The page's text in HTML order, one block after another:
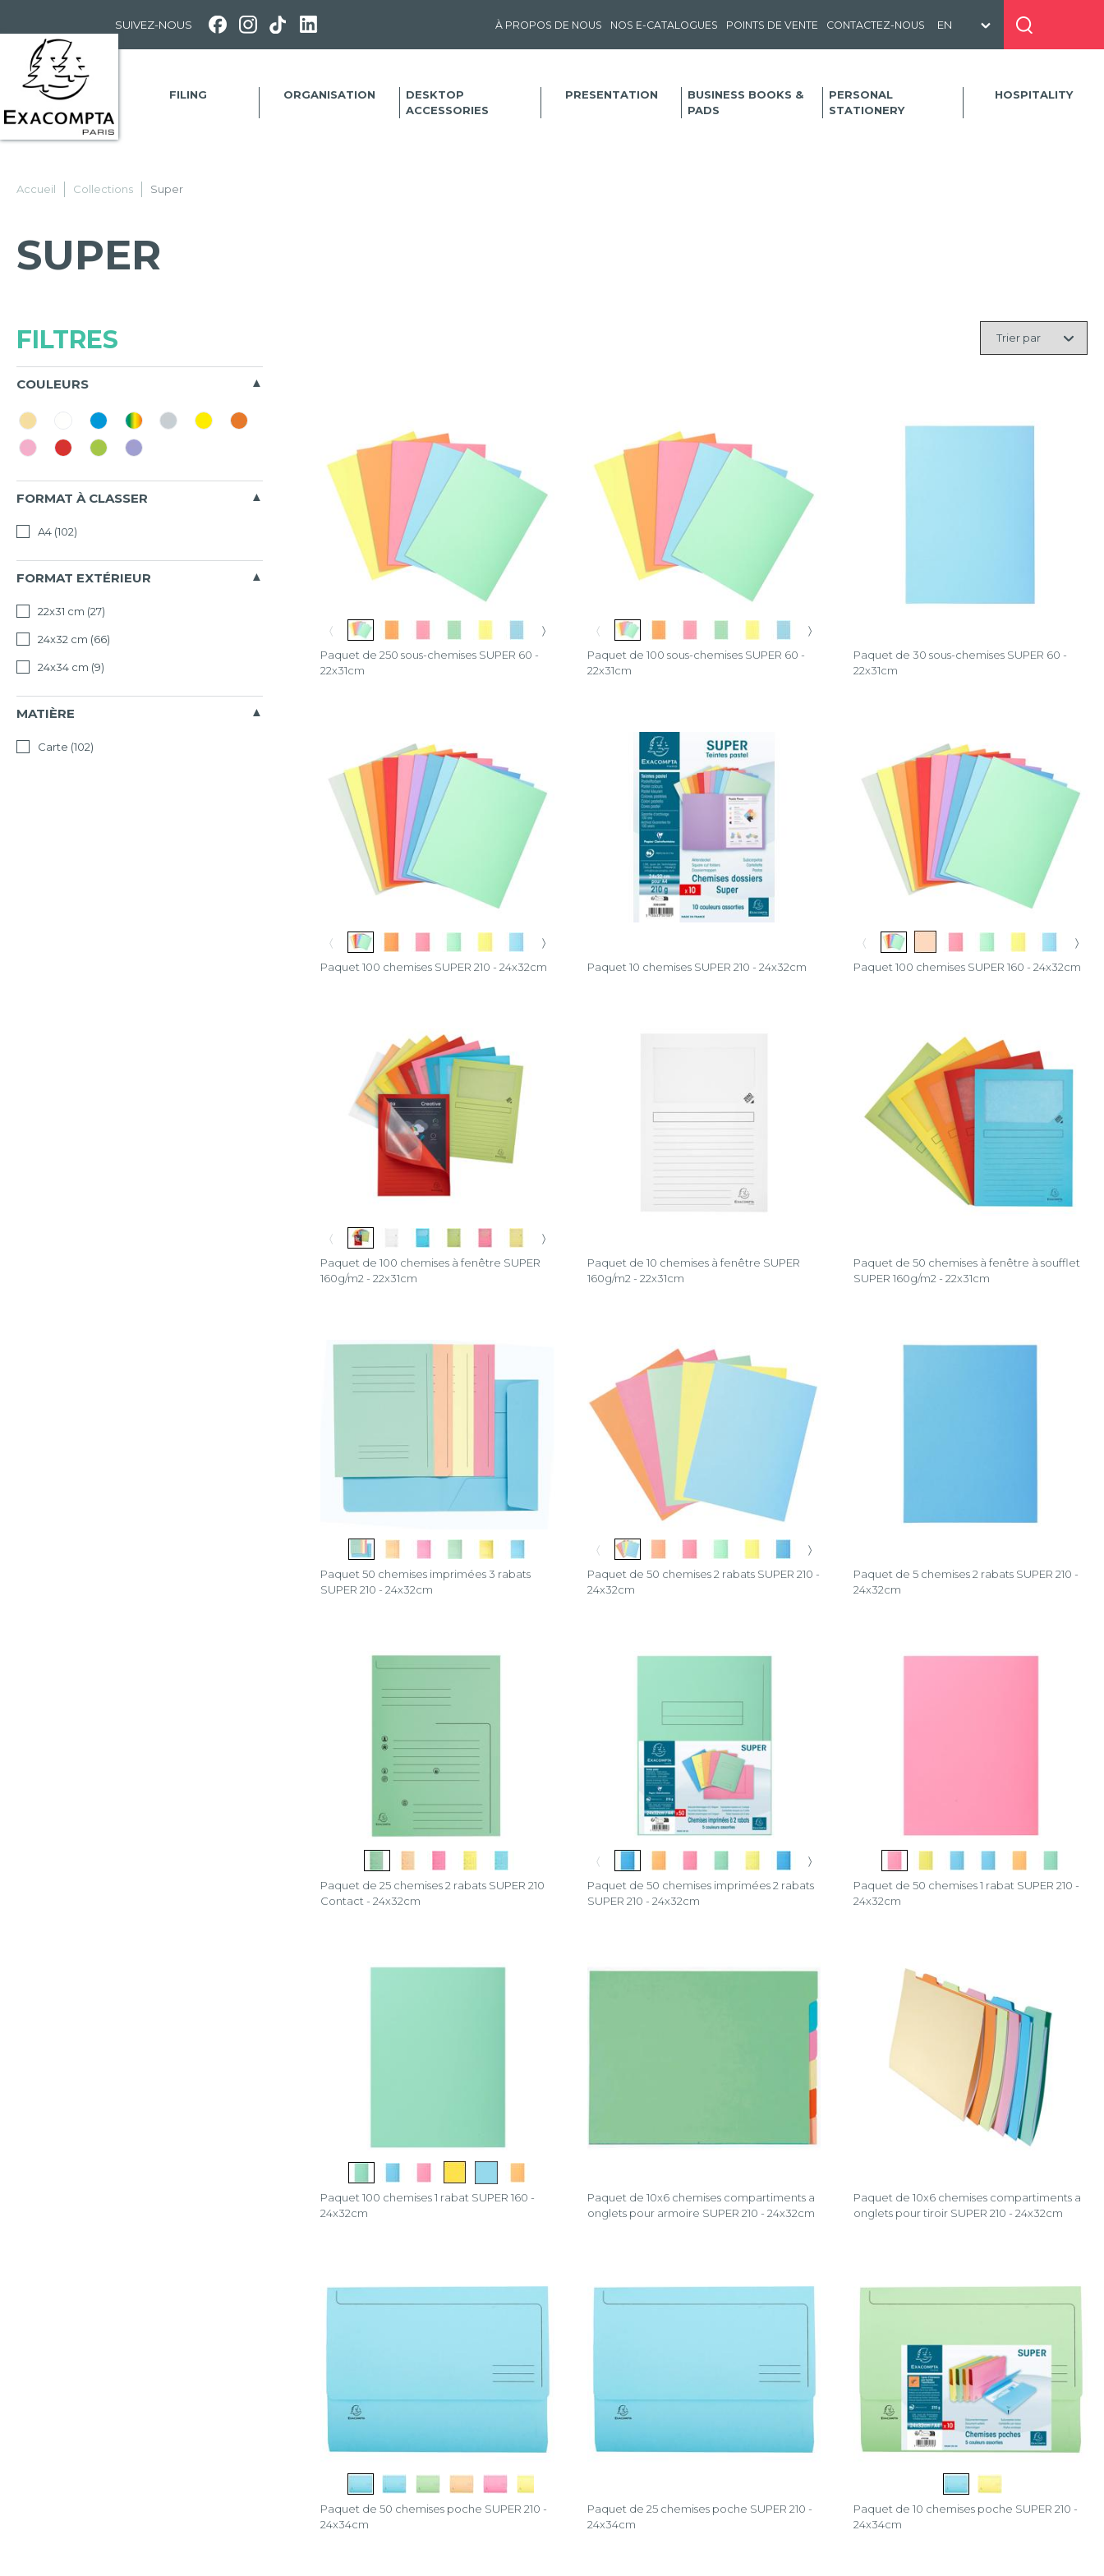
SUIVEZ-NOUS À PROPOS DE NOUS NOS E-CATALOGUES POINTS DE VENTE CONTACTEZ-NOUS
FILING ORGANISATION
DESKTOP
ACCESSORIES
PRESENTATION
BUSINESS BOOKS &
PADS
PERSONAL
STATIONERY
HOSPITALITY
Accueil Collections Super
SUPER
FILTRES
COULEURS
FORMAT À CLASSER
A4 (102)
FORMAT EXTÉRIEUR
22x31 cm (27)
24x32 cm (66)
24x34 cm (9)
MATIÈRE
Carte (102)
〈
〉
Paquet de 250 sous-chemises SUPER 60 -
22x31cm
〈
〉
Paquet de 100 sous-chemises SUPER 60 -
22x31cm
Paquet de 30 sous-chemises SUPER 60 -
22x31cm
〈
〉
Paquet 100 chemises SUPER 210 - 24x32cm
Paquet 10 chemises SUPER 210 - 24x32cm
〈
〉
Paquet 100 chemises SUPER 160 - 24x32cm
〈
〉
Paquet de 100 chemises à fenêtre SUPER
160g/m2 - 22x31cm
Paquet de 10 chemises à fenêtre SUPER
160g/m2 - 22x31cm
Paquet de 50 chemises à fenêtre à soufflet
SUPER 160g/m2 - 22x31cm
Paquet 50 chemises imprimées 3 rabats
SUPER 210 - 24x32cm
〈
〉
Paquet de 50 chemises 2 rabats SUPER 210 -
24x32cm
Paquet de 5 chemises 2 rabats SUPER 210 -
24x32cm
Paquet de 25 chemises 2 rabats SUPER 210
Contact - 24x32cm
〈
〉
Paquet de 50 chemises imprimées 2 rabats
SUPER 210 - 24x32cm
Paquet de 50 chemises 1 rabat SUPER 210 -
24x32cm
Paquet 100 chemises 1 rabat SUPER 160 -
24x32cm
Paquet de 10x6 chemises compartiments a
onglets pour armoire SUPER 210 - 24x32cm
Paquet de 10x6 chemises compartiments a
onglets pour tiroir SUPER 210 - 24x32cm
Paquet de 50 chemises poche SUPER 210 -
24x34cm
Paquet de 25 chemises poche SUPER 210 -
24x34cm
Paquet de 10 chemises poche SUPER 210 -
24x34cm